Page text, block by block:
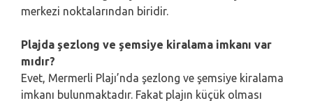
merkezi noktalarından biridir.
Plajda şezlong ve şemsiye kiralama imkanı var
mıdır?
Evet, Mermerli Plajı’nda şezlong ve şemsiye kiralama
imkanı bulunmaktadır. Fakat plajın küçük olması